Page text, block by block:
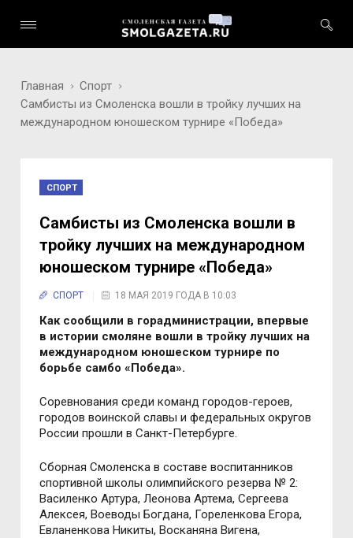
Главная
Спорт
Самбисты из Смоленска вошли в тройку лучших на
международном юношеском турнире «Победа»
СПОРТ
Самбисты из Смоленска вошли в
тройку лучших на международном
юношеском турнире «Победа»
СПОРТ 18 МАЯ 2019 ГОДА В 10:03
Как сообщили в горадминистрации, впервые
в истории смоляне вошли в тройку лучших на
международном юношеском турнире по
борьбе самбо «Победа».
Соревнования среди команд городов-героев,
городов воинской славы и федеральных округов
России прошли в Санкт-Петербурге.
Сборная Смоленска в составе воспитанников
спортивной школы олимпийского резерва № 2:
Василенко Артура, Леонова Артема, Сергеева
Алексея, Воеводы Богдана, Гореленкова Егора,
Евланенкова Никиты, Восканяна Вигена,